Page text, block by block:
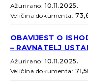
Ažurirano:10.11.2025.
Veličina dokumenta:
OBAVIJEST O
– RAVNATELJ
Ažurirano:10.11.2025.
Veličina dokumenta: